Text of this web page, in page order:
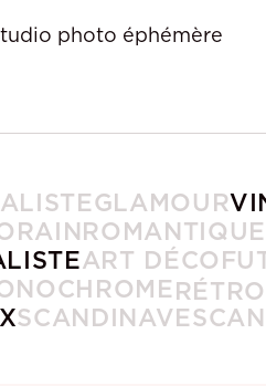
photo éphémère
GLAMOUR
GLAMOUR
ROMANTIQUE
ROMANTIQUE
ART DÉCO
ART DÉCO
RÉTRO
RÉTRO
SCANDINAVE